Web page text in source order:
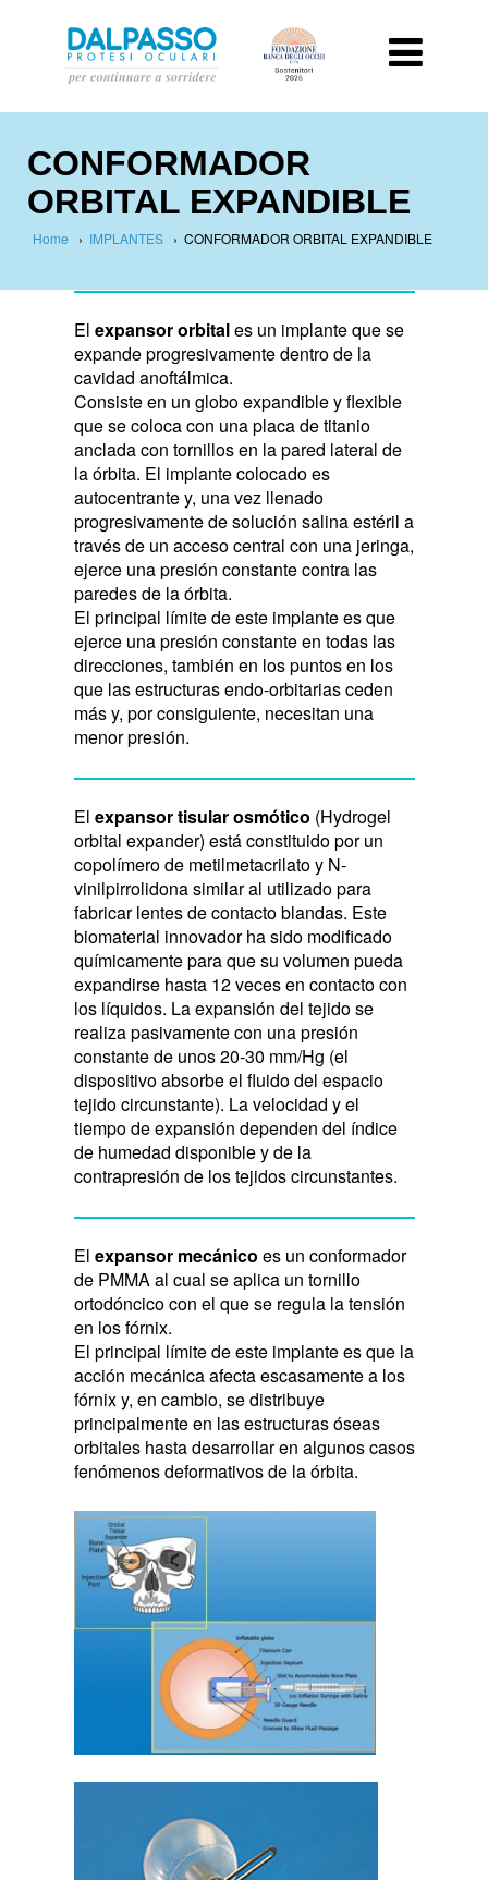
CONFORMADOR
ORBITAL EXPANDIBLE
Home › IMPLANTES › CONFORMADOR ORBITAL EXPANDIBLE
El expansor orbitales un implante que se
expande progresivamente dentro de la
cavidad anoftálmica.
Consiste en un globo expandible y flexible
que se coloca con una placa de titanio
anclada con tornillos en la pared lateral de
la órbita. El implante colocado es
autocentrante y, una vez llenado
progresivamente de solución salina estéril a
través de un acceso central con una jeringa,
ejerce una presión constante contra las
paredes de la órbita.
El principal límite de este implante es que
ejerce una presión constante en todas las
direcciones, también en los puntos en los
que las estructuras endo-orbitarias ceden
más y, por consiguiente, necesitan una
menor presión.
El expansor tisular osmótico (Hydrogel
orbital expander) está constituido por un
copolímero de metilmetacrilato y N-
vinilpirrolidona similar al utilizado para
fabricar lentes de contacto blandas. Este
biomaterial innovador ha sido modificado
químicamente para que su volumen pueda
expandirse hasta 12 veces en contacto con
los líquidos. La expansión del tejido se
realiza pasivamente con una presión
constante de unos 20-30 mm/Hg (el
dispositivo absorbe el fluido del espacio
tejido circunstante). La velocidad y el
tiempo de expansión dependen del índice
de humedad disponible y de la
contrapresión de los tejidos circunstantes.
El expansor mecánico es un conformador
de PMMA al cual se aplica un tornillo
ortodóncico con el que se regula la tensión
en los fórnix.
El principal límite de este implante es que la
acción mecánica afecta escasamente a los
fórnix y, en cambio, se distribuye
principalmente en las estructuras óseas
orbitales hasta desarrollar en algunos casos
fenómenos deformativos de la órbita.